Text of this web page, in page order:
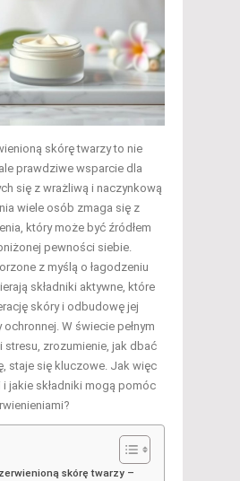
skórę twarzy to nie
prawdziwe wsparcie dla
się z wrażliwą i naczynkową
wiele osób zmaga się z
który może być źródłem
pewności siebie.
z myślą o łagodzeniu
składniki aktywne, które
skóry i odbudowę jej
ochronnej. W świecie pełnym
stresu, zrozumienie, jak dbać
staje się kluczowe. Jak więc
i jakie składniki mogą pomóc
skórę twarzy –